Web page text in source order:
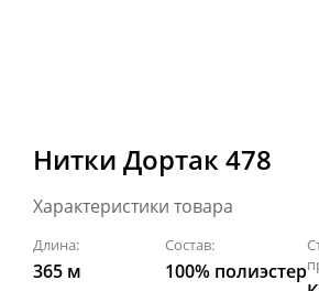
Нитки Дортак 478
Характеристики товара
Длина:
365 м
Состав:
100% полиэстер